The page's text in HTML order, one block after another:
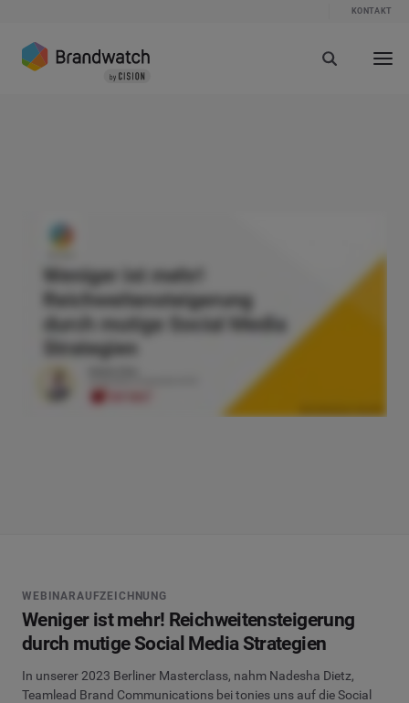
KONTAKT
WEBINARAUFZEICHNUNG
Weniger ist mehr! Reichweitensteigerung
durch mutige Social Media Strategien
In unserer 2023 Berliner Masterclass, nahm Nadesha Dietz,
Teamlead Brand Communications bei tonies uns auf die Social